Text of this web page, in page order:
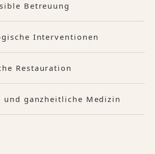
Betreuung
Interventionen
Restauration
ganzheitliche Medizin